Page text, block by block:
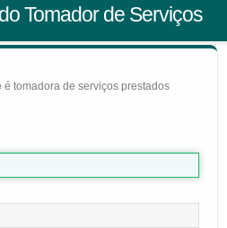
Tomador de Serviços
tomadora de serviços prestados